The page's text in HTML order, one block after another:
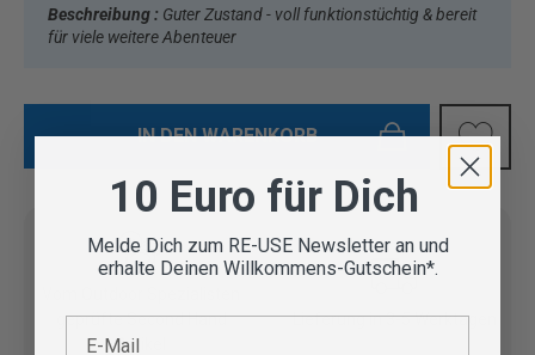
Beschreibung : Guter Zustand - voll funktionstüchtig & bereit
für viele weitere Abenteuer
IN DEN WARENKORB
geprüfte Second Hand
Artikel
Lieferung in 3-5 Werktagen
10 Euro für Dich
Melde Dich zum RE-USE Newsletter an und
erhalte Deinen Willkommens-Gutschein*.